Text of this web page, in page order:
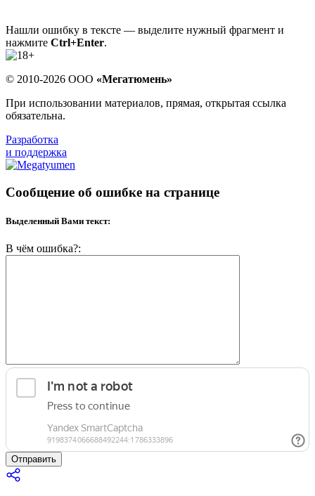
Нашли ошибку в тексте — выделите нужный фрагмент и
нажмите Ctrl+Enter.
© 2010-2026 ООО «Мегатюмень»
При использовании материалов, прямая, открытая ссылка
обязательна.
Разработка
и поддержка
Сообщение об ошибке на странице
Выделенный Вами текст:
В чём ошибка?:
Отправить